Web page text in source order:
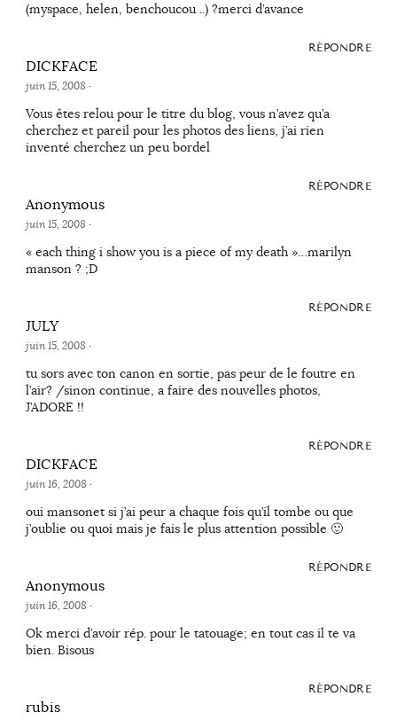
(myspace, helen, benchoucou ..) ?merci d’avance
RÉPONDRE
DICKFACE
juin 15, 2008 ·
Vous êtes relou pour le titre du blog, vous n’avez qu’a
cherchez et pareil pour les photos des liens, j’ai rien
inventé cherchez un peu bordel
RÉPONDRE
Anonymous
juin 15, 2008 ·
« each thing i show you is a piece of my death »…marilyn
manson ? ;D
RÉPONDRE
JULY
juin 15, 2008 ·
tu sors avec ton canon en sortie, pas peur de le foutre en
l’air? /sinon continue, a faire des nouvelles photos,
J’ADORE !!
RÉPONDRE
DICKFACE
juin 16, 2008 ·
oui mansonet si j’ai peur a chaque fois qu’il tombe ou que
j’oublie ou quoi mais je fais le plus attention possible 🙂
RÉPONDRE
Anonymous
juin 16, 2008 ·
Ok merci d’avoir rép. pour le tatouage; en tout cas il te va
bien. Bisous
RÉPONDRE
rubis